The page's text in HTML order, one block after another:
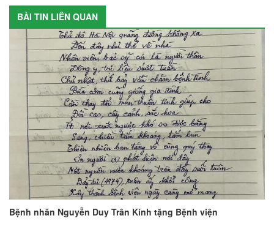
BÀI TIN LIÊN QUAN
Bệnh nhân Nguyễn Duy Trân Kính tặng Bệnh viện